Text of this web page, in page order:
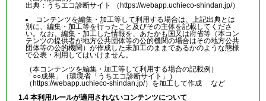
出典：うちエコ診断サイト （https://webapp.uchieco-shindan.jp/）
コンテンツを編集・加工等して利用する場合は、上記出典とは
別に、編集・加工等を行ったこと及びその主体を記載してくださ
い。なお、編集・加工した情報を、あたかも国又は府省等（本コン
テンツの提供者が地方公共団体等の公的機関の場合はその地方公共
団体等の公的機関）が作成した未加工のままであるかのような態様
で公表・利用してはいけません。
（本コンテンツを編集・加工等して利用する場合の記載例）
「○○成果」（環境省「うちエコ診断サイト」）
（https://webapp.uchieco-shindan.jp/）を加工して作成 など
1.4 本利用ルールが適用されないコンテンツについて